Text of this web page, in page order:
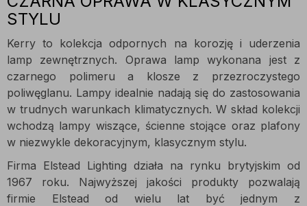
STYLU
Kerry to kolekcja odpornych na korozję i uderzenia
lamp zewnętrznych. Oprawa lamp wykonana jest z
czarnego polimeru a klosze z przezroczystego
poliwęglanu. Lampy idealnie nadają się do zastosowania
w trudnych warunkach klimatycznych. W skład kolekcji
wchodzą lampy wiszące, ścienne stojące oraz plafony
w niezwykle dekoracyjnym, klasycznym stylu.
Firma Elstead Lighting działa na rynku brytyjskim od
1967 roku. Najwyższej jakości produkty pozwalają
firmie Elstead od wielu lat być jednym z